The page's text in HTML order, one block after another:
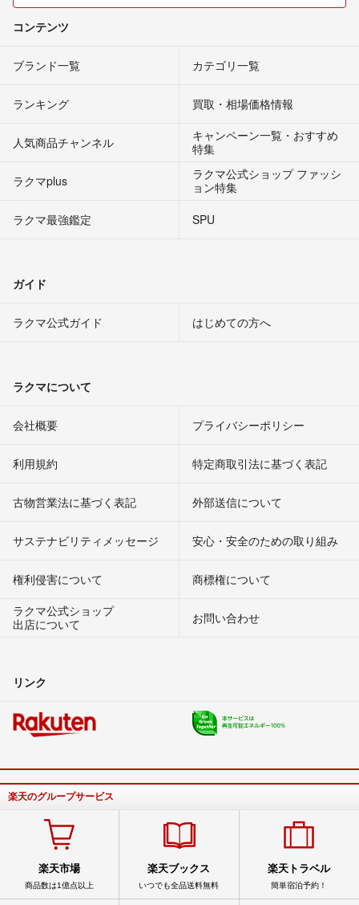
コンテンツ
ブランド一覧 カテゴリ一覧
ランキング 買取・相場価格情報
人気商品チャンネル
キャンペーン一覧・おすすめ
特集
ラクマplus
ラクマ公式ショップ ファッシ
ョン特集
ラクマ最強鑑定
SPU
ガイド
ラクマ公式ガイド はじめての方へ
ラクマについて
会社概要 プライバシーポリシー
利用規約 特定商取引法に基づく表記
古物営業法に基づく表記 外部送信について
サステナビリティメッセージ 安心・安全のための取り組み
権利侵害について
商標権について
ラクマ公式ショップ
出店について
お問い合わせ
リンク
楽天のグループサービス
楽天市場
商品数は1億点以上
楽天ブックス
いつでも全品送料無料
楽天トラベル
簡単宿泊予約！